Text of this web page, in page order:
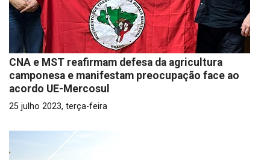
CNA e MST reafirmam defesa da agricultura
camponesa e manifestam preocupação face ao
acordo UE-Mercosul
25 julho 2023, terça-feira